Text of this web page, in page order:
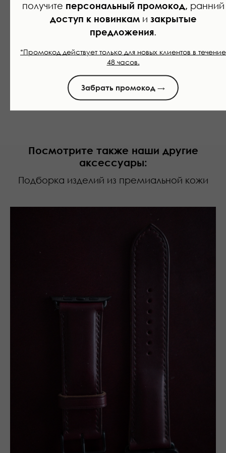
получите персональный промокод, ранний
доступ к новинками закрытые
предложения
*Промокод действует только для новых клиентов в течение
48 часов.
Забрать промокод →
Ответим в течении15 минут.
Посмотрите также наши другие
аксессуары:
Подборка изделий из премиальной кожи